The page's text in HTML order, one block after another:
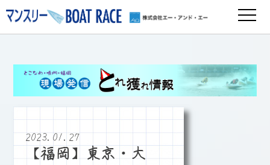
2023.01.27
【福岡】東京・大